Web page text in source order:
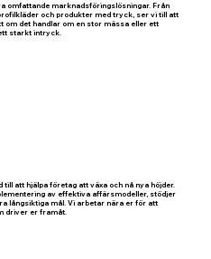
omfattande marknadsföringslösningar. Från
och produkter med tryck, ser vi till att
om det handlar om en stor mässa eller ett
starkt intryck.
att hjälpa företag att växa och nå nya höjder.
av effektiva affärsmodeller, stödjer
långsiktiga mål. Vi arbetar nära er för att
driver er framåt.